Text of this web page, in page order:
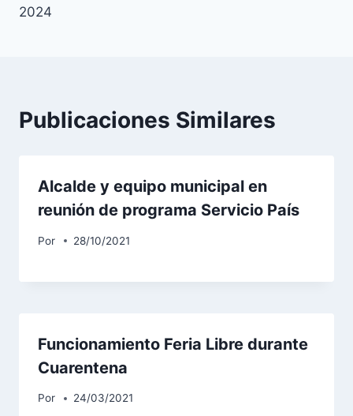
2024
Publicaciones Similares
Alcalde y equipo municipal en
reunión de programa Servicio País
Por 28/10/2021
Funcionamiento Feria Libre durante
Cuarentena
Por 24/03/2021